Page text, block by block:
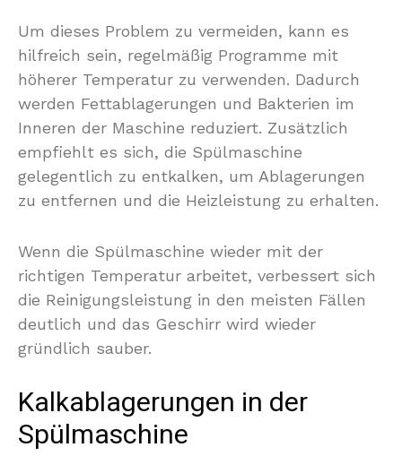
Um dieses Problem zu vermeiden, kann es
hilfreich sein, regelmäßig Programme mit
höherer Temperatur zu verwenden. Dadurch
werden Fettablagerungen und Bakterien im
Inneren der Maschine reduziert. Zusätzlich
empfiehlt es sich, die Spülmaschine
gelegentlich zu entkalken, um Ablagerungen
zu entfernen und die Heizleistung zu erhalten.
Wenn die Spülmaschine wieder mit der
richtigen Temperatur arbeitet, verbessert sich
die Reinigungsleistung in den meisten Fällen
deutlich und das Geschirr wird wieder
gründlich sauber.
Kalkablagerungen in der
Spülmaschine